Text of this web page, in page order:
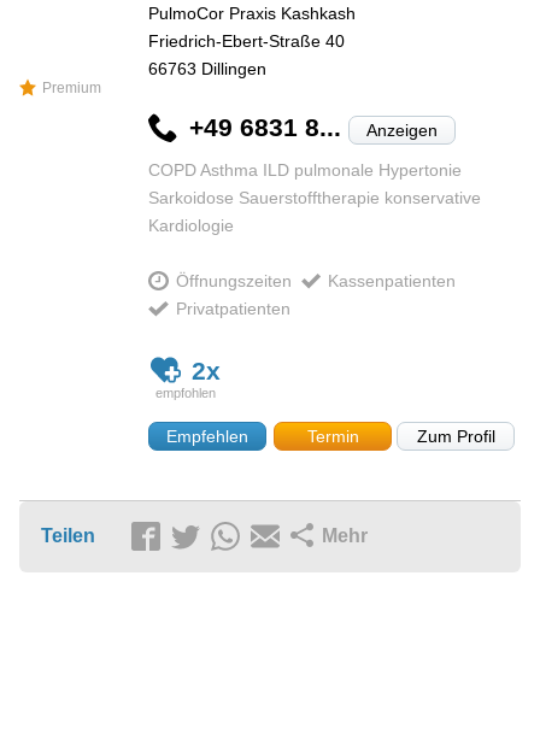
Premium
PulmoCor Praxis Kashkash
Friedrich-Ebert-Straße 40
66763 Dillingen
+49 6831 8... Anzeigen
COPD Asthma ILD pulmonale Hypertonie
Sarkoidose Sauerstofftherapie konservative
Kardiologie
Öffnungszeiten
Kassenpatienten
Privatpatienten
2x
Empfehlen Termin Zum Profil
Teilen Mehr